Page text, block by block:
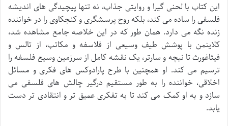
این کتاب با لحنی گیرا و روایتی جذاب، نه تنها پیچیدگی های اندیشه
فلسفی را ساده می کند، بلکه روح پرسشگری و کنجکاوی را در خواننده
زنده نگه می دارد. همان طور که در این خلاصه جامع مشاهده شد،
کلاینمن با پوشش طیف وسیعی از فلاسفه و مکاتب، از تالس و
فیثاغورث تا نیچه و سارتر، یک نقشه کامل از سرزمین وسیع فلسفه را
ترسیم می کند. او همچنین با طرح پارادوکس های فکری و مسائل
اخلاقی، خواننده را به طور مستقیم درگیر چالش های فلسفی می
سازد و به او کمک می کند تا به تفکری عمیق تر و انتقادی تر دست
یابد.